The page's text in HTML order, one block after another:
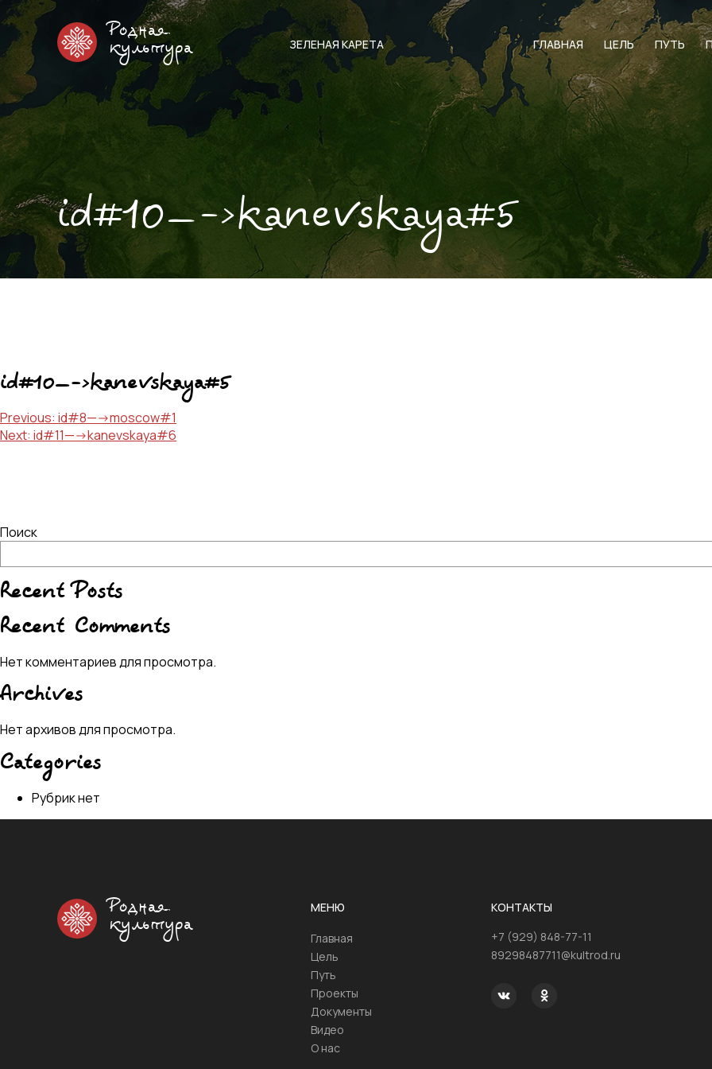
Родная
культура
ЗЕЛЕНАЯ КАРЕТА ГЛАВНАЯ ЦЕЛЬ ПУТЬ
id#10—->kanevskaya#5
id#10—->kanevskaya#5
Навигация
по
Previous: id#8—->moscow#1
Next: id#11—->kanevskaya#6
Поиск
Recent Posts
Recent Comments
Нет комментариев для просмотра.
Archives
Нет архивов для просмотра.
Categories
Рубрик нет
Родная
культура
МЕНЮ
Главная
Цель
Путь
Проекты
Документы
Видео
О нас
КОНТАКТЫ
+7 (929) 848-77-11
89298487711@kultrod.ru